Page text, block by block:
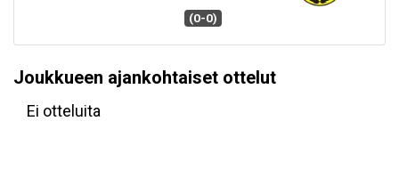
(0-0)
Joukkueen ajankohtaiset ottelut
Ei otteluita